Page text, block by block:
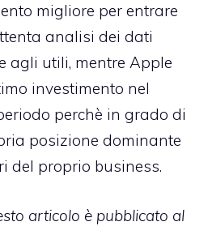
migliore per entrare
analisi dei dati
agli utili, mentre Apple
investimento nel
perchè in grado di
posizione dominante
del proprio business.
articolo è pubblicato al